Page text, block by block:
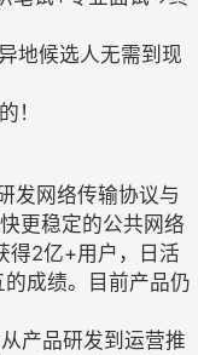
地候选人无需到现
！
发网络传输协议与
更稳定的公共网络
得2亿+用户，日活
成绩。目前产品仍
产品研发到运营推